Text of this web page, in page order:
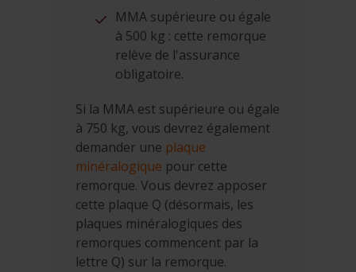
MMA supérieure ou égale
à 500 kg : cette remorque
relève de l'assurance
obligatoire.
Si la MMA est supérieure ou égale
à 750 kg, vous devrez également
demander une plaque
minéralogique pour cette
remorque. Vous devrez apposer
cette plaque Q (désormais, les
plaques minéralogiques des
remorques commencent par la
lettre Q) sur la remorque.